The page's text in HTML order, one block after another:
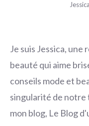
Je suis Jessica,
beauté qui aime
conseils mode et
singularité de notre
mon blog, Le Blog